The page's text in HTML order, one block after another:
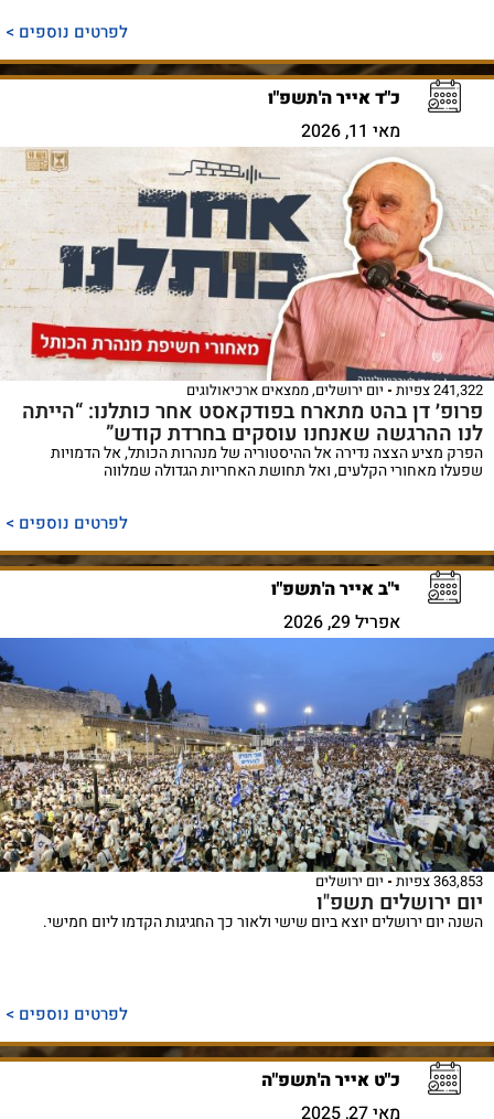
לפרטים נוספים >
כ"ד אייר ה'תשפ"ו
מאי 11, 2026
241,322 צפיות יום ירושלים,ממצאים ארכיאולוגים
פרופ׳ דן בהט מתארח בפודקאסט אחר כותלנו: “הייתה
לנו ההרגשה שאנחנו עוסקים בחרדת קודש”
הפרק מציע הצצה נדירה אל ההיסטוריה של מנהרות הכותל, אל הדמויות
שפעלו מאחורי הקלעים, ואל תחושת האחריות הגדולה שמלווה
לפרטים נוספים >
י"ב אייר ה'תשפ"ו
אפריל 29, 2026
363,853 צפיות יום ירושלים
יום ירושלים תשפ"ו
השנה יום ירושלים יוצא ביום שישי ולאור כך החגיגות הקדמו ליום חמישי.
לפרטים נוספים >
כ"ט אייר ה'תשפ"ה
מאי 27, 2025